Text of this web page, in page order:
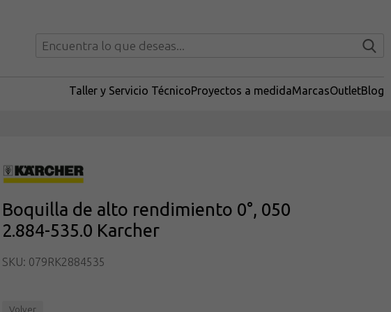
Taller y Servicio TécnicoProyectos a medidaMarcasOutletBlog
Boquilla de alto rendimiento 0°, 050
2.884-535.0 Karcher
SKU: 079RK2884535
Volver